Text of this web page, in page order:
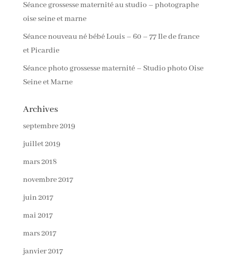
Séance grossesse maternité au studio – photographe
oise seine et marne
Séance nouveau né bébé Louis – 60 – 77 Ile de france
et Picardie
Séance photo grossesse maternité – Studio photo Oise
Seine et Marne
Archives
septembre 2019
juillet 2019
mars 2018
novembre 2017
juin 2017
mai 2017
mars 2017
janvier 2017